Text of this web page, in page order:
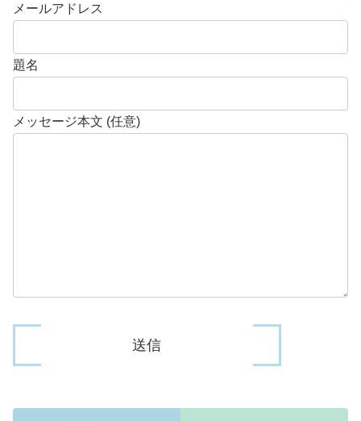
メールアドレス
題名
メッセージ本文 (任意)